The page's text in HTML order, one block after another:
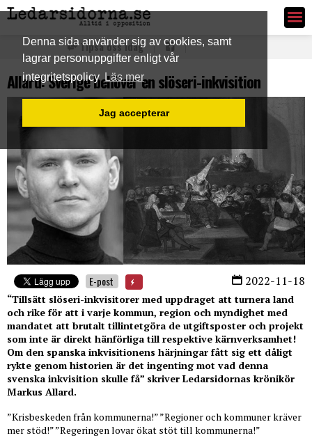
Denna sida använder sig av cookies, samt
lagrar personuppgifter enligt vår
integritetspolicy Läs mer
Jag accepterar
Ledarsidorna.se
Tipsa oss idag
Allard: Sverige behöver en slöseri-inkvisition
2022-11-18
E-post
“Tillsätt slöseri-inkvisitorer med uppdraget att turnera land
och rike för att i varje kommun, region och myndighet med
mandatet att brutalt tillintetgöra de utgiftsposter och projekt
som inte är direkt hänförliga till respektive kärnverksamhet!
Om den spanska inkvisitionens härjningar fått sig ett dåligt
rykte genom historien är det ingenting mot vad denna
svenska inkvisition skulle få” skriver Ledarsidornas krönikör
Markus Allard.
”Krisbeskeden från kommunerna!” ”Regioner och kommuner kräver
mer stöd!” ”Regeringen lovar ökat stöt till kommunerna!”